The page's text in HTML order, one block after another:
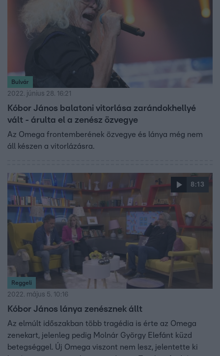
Bulvár
2022. június 28. 16:21
Kóbor János balatoni vitorlása zarándokhellyé
vált - árulta el a zenész özvegye
Az Omega frontemberének özvegye és lánya még nem
áll készen a vitorlázásra.
8:13
Reggeli
2022. május 5. 10:16
Kóbor János lánya zenésznek állt
Az elmúlt időszakban több tragédia is érte az Omega
zenekart, jelenleg pedig Molnár György Elefánt küzd
betegséggel. Új Omega viszont nem lesz, jelentette ki